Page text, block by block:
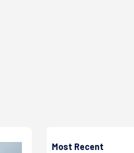
Most Recent
科工館登場 交叉